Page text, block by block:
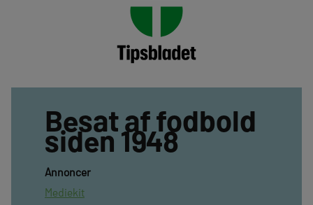
Besat af fodbold
siden 1948
Annoncer
Mediekit